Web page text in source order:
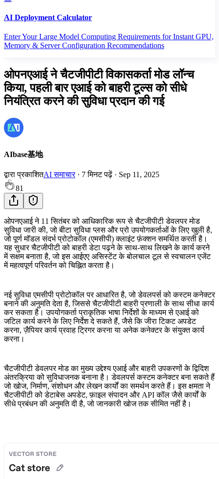
AI Deployment Calculator
Enter Your Large Model Computing Requirements for Instant GPU,
Memory & Server Configuration Recommendations
ओपनएआई ने चैटजीपीटी विकासकर्ता मोड लॉन्च
किया, पहली बार एआई को बाहरी टूल्स को सीधे
नियंत्रित करने की सुविधा प्रदान की गई
AIbase基地
द्वारा प्रकाशितAI समाचार· 7 मिनट पढ़ें · Sep 11, 2025
81
ओपनएआई ने 11 सितंबर को आधिकारिक रूप से चैटजीपीटी डेवलपर मोड
सुविधा जारी की, जो बीटा सुविधा प्लस और प्रो उपयोगकर्ताओं के लिए खुली है,
जो पूर्ण मॉडल संदर्भ प्रोटोकॉल (एमसीपी) क्लाइंट फ़ंक्शन समर्थित करती है।
यह सुधार चैटजीपीटी को बाहरी डेटा पढ़ने के साथ-साथ लिखने के कार्य करने
में सक्षम बनाता है, जो इस आईएए असिस्टेंट के बोलचाल टूल से स्वचालन एजेंट
में महत्वपूर्ण परिवर्तन को चिह्नित करता है।
नई सुविधा एमसीपी प्रोटोकॉल पर आधारित है, जो डेवलपर्स को कस्टम कनेक्टर
बनाने की अनुमति देता है, जिससे चैटजीपीटी बाहरी प्रणाली के साथ सीधा कार्य
कर सकता है। उपयोगकर्ता प्राकृतिक भाषा निर्देशों के माध्यम से एआई को
जटिल कार्य करने के लिए निर्देश दे सकते हैं, जैसे कि जीरा टिकट अपडेट
करना, ज़ैपियर कार्य प्रवाह ट्रिगर करना या अनेक कनेक्टर के संयुक्त कार्य
करना।
चैटजीपीटी डेवलपर मोड का मुख्य उद्देश्य एआई और बाहरी उपकरणों के द्विदिश
अंतरक्रिया को सुविधाजनक बनाना है। डेवलपर्स कस्टम कनेक्टर बना सकते हैं
जो खोज, निर्माण, संशोधन और लेखन कार्यों का समर्थन करते हैं। इस क्षमता ने
चैटजीपीटी को डेटाबेस अपडेट, फ़ाइल संपादन और API कॉल जैसे कार्यों के
सीधे प्रबंधन की अनुमति दी है, जो जानकारी खोज तक सीमित नहीं है।